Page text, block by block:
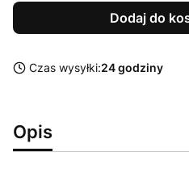
Dodaj do
Czas wysyłki:24 godziny
Opis